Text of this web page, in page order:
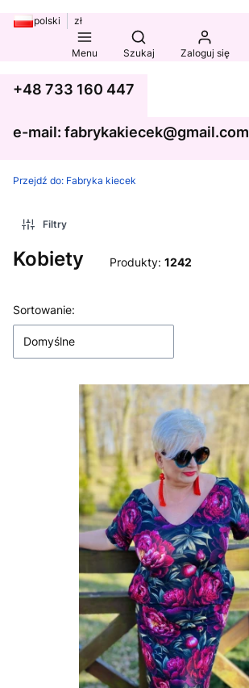
polski zł
Menu
Otwórz wyszukiwarkę
Szukaj Zaloguj się
+48 733 160 447
e-mail: fabrykakiecek@gmail.com
Przejdź do: Fabryka kiecek
Filtry
Kobiety Produkty: 1242
Lista produktów
Sortowanie:
Domyślne